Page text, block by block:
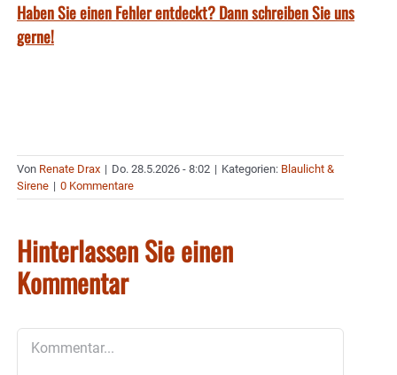
Haben Sie einen Fehler entdeckt? Dann schreiben Sie uns
gerne!
Von Renate Drax | Do. 28.5.2026 - 8:02 | Kategorien: Blaulicht &
Sirene | 0 Kommentare
Hinterlassen Sie einen
Kommentar